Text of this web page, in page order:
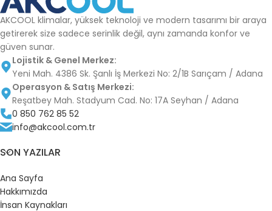
AKCOOL klimalar, yüksek teknoloji ve modern tasarımı bir araya
getirerek size sadece serinlik değil, aynı zamanda konfor ve
güven sunar.
Lojistik & Genel Merkez:
Yeni Mah. 4386 Sk. Şanlı İş Merkezi No: 2/1B Sarıçam / Adana
Operasyon & Satış Merkezi:
Reşatbey Mah. Stadyum Cad. No: 17A Seyhan / Adana
0 850 762 85 52
info@akcool.com.tr
SON YAZILAR
Ana Sayfa
Hakkımızda
İnsan Kaynakları